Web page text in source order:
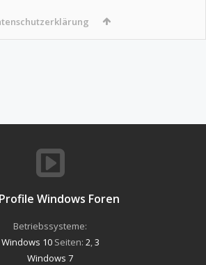
Windows Foren
Betriebssysteme:
Windows 10Seiten: 2 3
Windows 7